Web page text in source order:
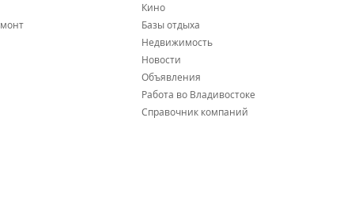
Кино
Базы отдыха
Недвижимость
Новости
Объявления
Работа во Владивостоке
Справочник компаний